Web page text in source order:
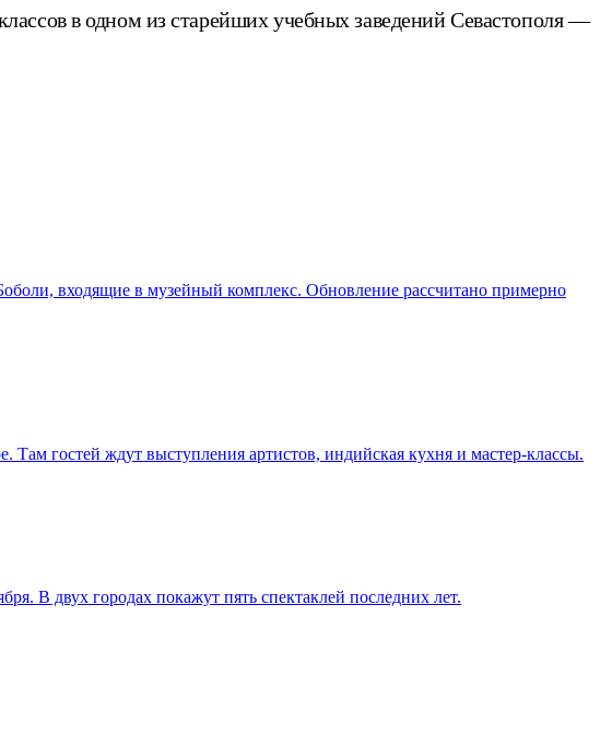
в одном из старейших учебных заведений Севастополя —
входящие в музейный комплекс. Обновление рассчитано примерно
гостей ждут выступления артистов, индийская кухня и мастер-классы.
В двух городах покажут пять спектаклей последних лет.